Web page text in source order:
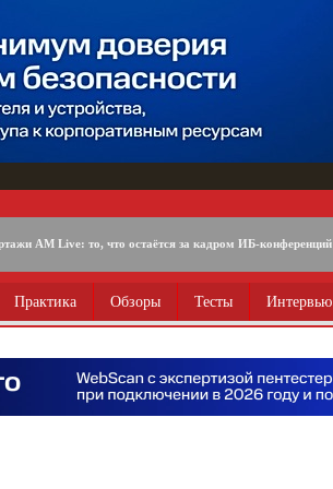
AM Live: то, что остаётся за кадром ИБ-конференций
Практика Обзоры Тесты Интервью